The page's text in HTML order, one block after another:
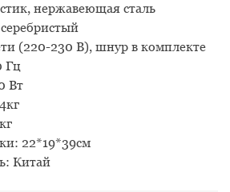
нержавеющая сталь
(220-230 В), шнур в комплекте
Гц
Вт
22*19*39см
Китай